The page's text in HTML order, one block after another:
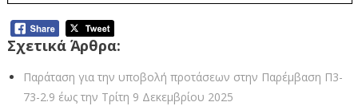
Σχετικά Άρθρα:
Παράταση για την υποβολή προτάσεων στην Παρέμβαση Π3-
73-2.9 έως την Τρίτη 9 Δεκεμβρίου 2025